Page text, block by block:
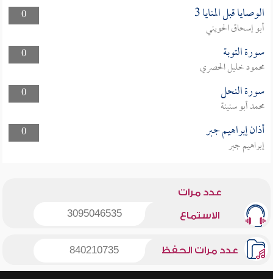
0
الوصايا قبل المنايا 3
أبو إسحاق الحويني
0
سورة التوبة
محمود خليل الحصري
0
سورة النحل
محمد أبو سنينة
0
أذان إبراهيم جبر
إبراهيم جبر
عدد مرات
الاستماع 3095046535
عدد مرات الحفظ 840210735